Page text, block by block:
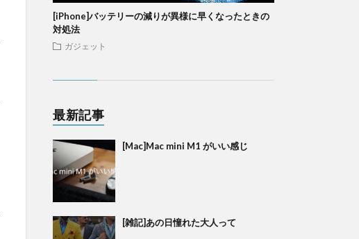
[iPhone]バッテリーの減りが異様に早くなったときの
対処法
ガジェット
最新記事
[Mac]Mac mini M1 がいい感じ
[雑記]あの日憧れた大人って